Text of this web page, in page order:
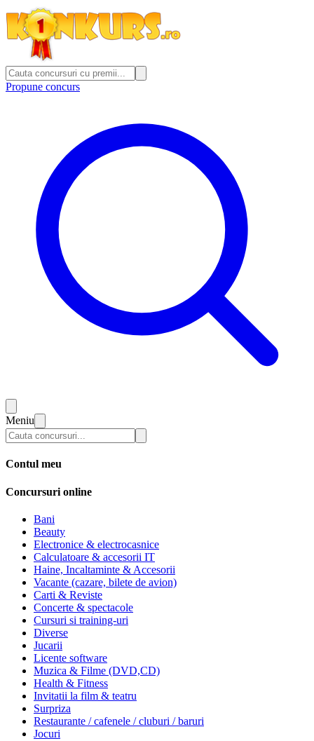
Propune concurs
Meniu
Contul meu
Concursuri online
Bani
Beauty
Electronice & electrocasnice
Calculatoare & accesorii IT
Haine, Incaltaminte & Accesorii
Vacante (cazare, bilete de avion)
Carti & Reviste
Concerte & spectacole
Cursuri si training-uri
Diverse
Jucarii
Licente software
Muzica & Filme (DVD,CD)
Health & Fitness
Invitatii la film & teatru
Surpriza
Restaurante / cafenele / cluburi / baruri
Jocuri